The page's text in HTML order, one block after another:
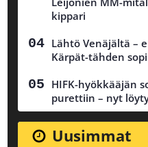
kippari
Lähtö Venäjältä –
Kärpät-tähden
HIFK-hyökkääjän
purettiin – nyt
Uusimmat